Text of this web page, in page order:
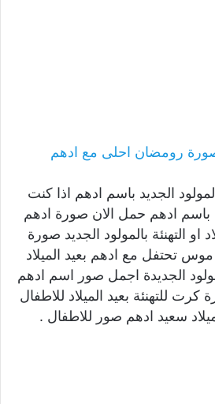
رومضان احلى مع ادهم
الجديد باسم ادهم اذا كنت
ادهم حمل الان صورة ادهم
او التهنئة بالمولود الجديد صورة
تحتفل مع ادهم بعيد الميلاد
الجديدة اجمل صور اسم ادهم
للتهنئة بعيد الميلاد للاطفال
سعيد ادهم صور للاطفال .